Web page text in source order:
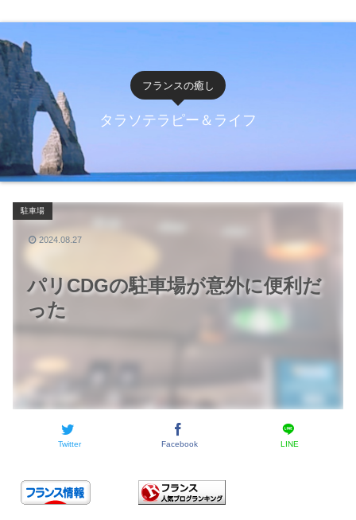
フランスの癒し
タラソテラピー＆ライフ
パリCDGの駐車場が意外に便利だ
った
駐車場
Twitter Facebook LINE
2024.08.27